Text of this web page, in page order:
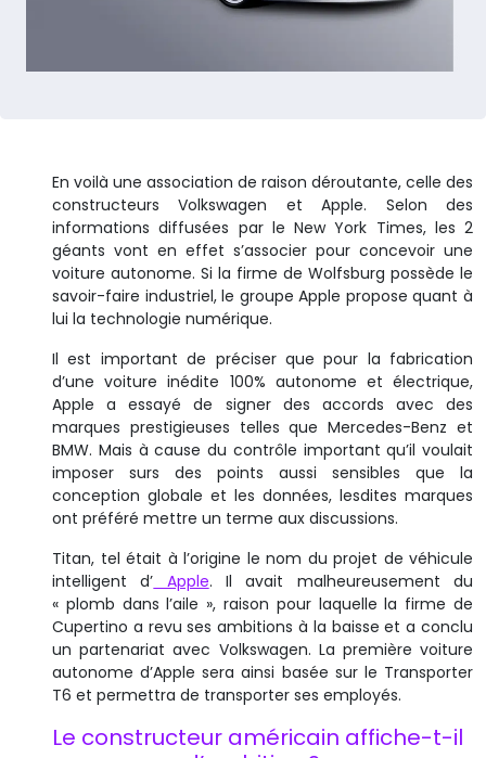
En voilà une association de raison déroutante, celle des
constructeurs Volkswagen et Apple. Selon des
informations diffusées par le New York Times, les 2
géants vont en effet s’associer pour concevoir une
voiture autonome. Si la firme de Wolfsburg possède le
savoir-faire industriel, le groupe Apple propose quant à
lui la technologie numérique.
Il est important de préciser que pour la fabrication
d’une voiture inédite 100% autonome et électrique,
Apple a essayé de signer des accords avec des
marques prestigieuses telles que Mercedes-Benz et
BMW. Mais à cause du contrôle important qu’il voulait
imposer surs des points aussi sensibles que la
conception globale et les données, lesdites marques
ont préféré mettre un terme aux discussions.
Titan, tel était à l’origine le nom du projet de véhicule
intelligent d’ Apple. Il avait malheureusement du
« plomb dans l’aile », raison pour laquelle la firme de
Cupertino a revu ses ambitions à la baisse et a conclu
un partenariat avec Volkswagen. La première voiture
autonome d’Apple sera ainsi basée sur le Transporter
T6 et permettra de transporter ses employés.
Le constructeur américain affiche-t-il